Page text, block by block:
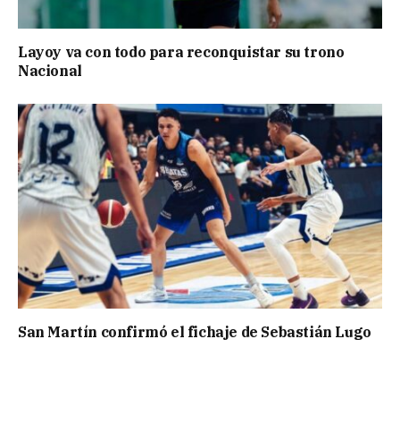
Layoy va con todo para reconquistar su trono
Nacional
San Martín confirmó el fichaje de Sebastián Lugo